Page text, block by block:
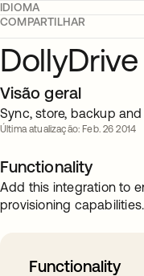
IDIOMA
COMPARTILHAR
DollyDrive
Visão geral
Sync, store, backup
Última atualização: Feb. 26 2014
Functionality
Add this integration to
provisioning capabilities.
Functionality